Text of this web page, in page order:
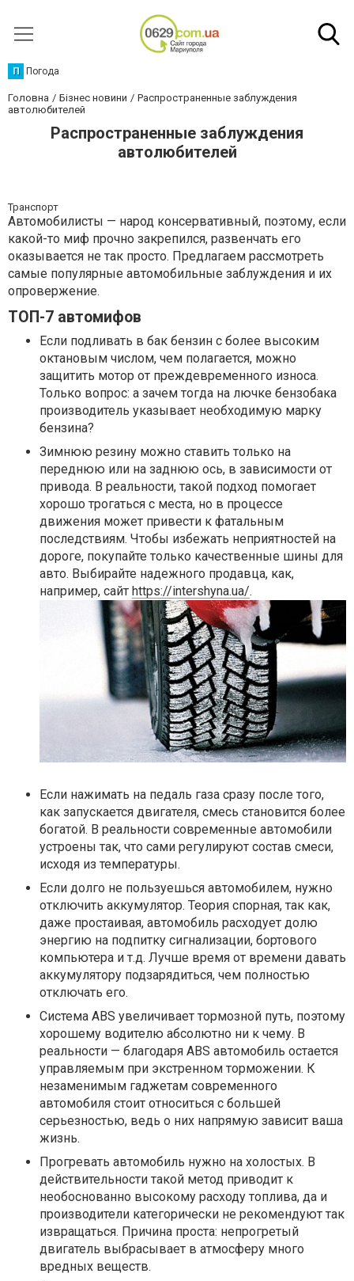
П Погода
Головна Бізнес новини
Распространенные заблуждения
автолюбителей
Распространенные заблуждения
автолюбителей
Транспорт
Автомобилисты — народ консервативный, поэтому, если
какой-то миф прочно закрепился, развенчать его
оказывается не так просто. Предлагаем рассмотреть
самые популярные автомобильные заблуждения и их
опровержение.
ТОП-7 автомифов
Если подливать в бак бензин с более высоким
октановым числом, чем полагается, можно
защитить мотор от преждевременного износа.
Только вопрос: а зачем тогда на лючке бензобака
производитель указывает необходимую марку
бензина?
Зимнюю резину можно ставить только на
переднюю или на заднюю ось, в зависимости от
привода. В реальности, такой подход помогает
хорошо трогаться с места, но в процессе
движения может привести к фатальным
последствиям. Чтобы избежать неприятностей на
дороге, покупайте только качественные шины для
авто. Выбирайте надежного продавца, как,
например, сайт https://intershyna.ua/.
Если нажимать на педаль газа сразу после того,
как запускается двигателя, смесь становится более
богатой. В реальности современные автомобили
устроены так, что сами регулируют состав смеси,
исходя из температуры.
Если долго не пользуешься автомобилем, нужно
отключить аккумулятор. Теория спорная, так как,
даже простаивая, автомобиль расходует долю
энергию на подпитку сигнализации, бортового
компьютера и т.д. Лучше время от времени давать
аккумулятору подзарядиться, чем полностью
отключать его.
Система ABS увеличивает тормозной путь, поэтому
хорошему водителю абсолютно ни к чему. В
реальности — благодаря ABS автомобиль остается
управляемым при экстренном торможении. К
незаменимым гаджетам современного
автомобиля стоит относиться с большей
серьезностью, ведь о них напрямую зависит ваша
жизнь.
Прогревать автомобиль нужно на холостых. В
действительности такой метод приводит к
необоснованно высокому расходу топлива, да и
производители категорически не рекомендуют так
извращаться. Причина проста: непрогретый
двигатель выбрасывает в атмосферу много
вредных веществ.